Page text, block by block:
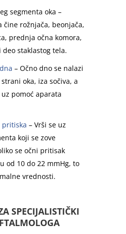
segmenta oka –
čine rožnjača, beonjača,
prednja očna komora,
staklastog tela.
– Očno dno se nalazi
oka, iza sočiva, a
pomoć aparata
pritiska – Vrši se uz
koji se zove
se očni pritisak
od 10 do 22 mmHg, to
vrednosti.
SPECIJALISTIČKI